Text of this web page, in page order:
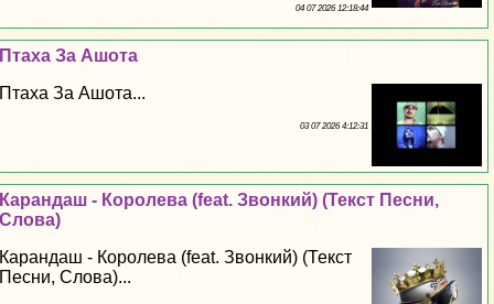
04 07 2026 12:18:44
Птаха За Ашота
Птаха За Ашота...
03 07 2026 4:12:31
Карандаш - Королева (feat. Звонкий) (Текст Песни,
Слова)
Карандаш - Королева (feat. Звонкий) (Текст
Песни, Слова)...